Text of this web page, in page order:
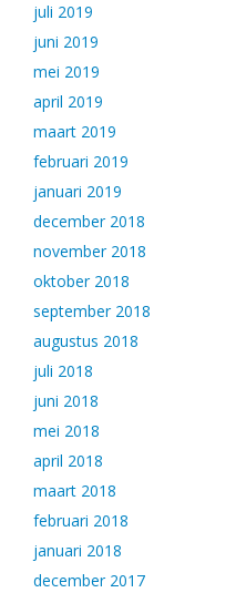
juli 2019
juni 2019
mei 2019
april 2019
maart 2019
februari 2019
januari 2019
december 2018
november 2018
oktober 2018
september 2018
augustus 2018
juli 2018
juni 2018
mei 2018
april 2018
maart 2018
februari 2018
januari 2018
december 2017